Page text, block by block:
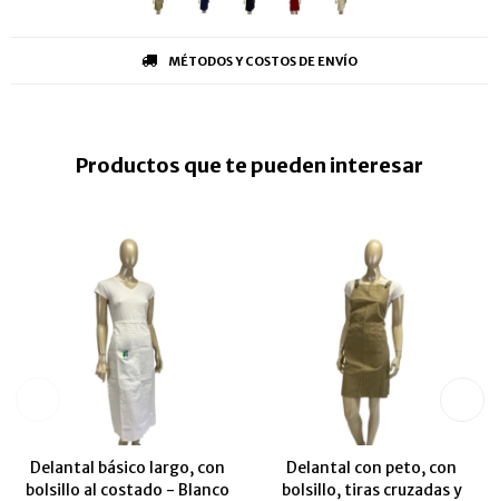
MÉTODOS Y COSTOS DE ENVÍO
Productos que te pueden interesar
Delantal básico largo, con
bolsillo al costado - Blanco
Delantal con peto, con
bolsillo, tiras cruzadas y